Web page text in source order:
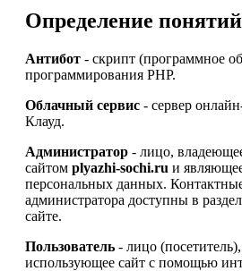
Определение
Антибот - скрипт (программное
программирования PHP.
Облачный сервис - сервер
Клауд.
Администратор - лицо,
сайтом plyazhi-sochi.ru и
персональных данных.
администратора доступны в
сайте.
Пользователь - лицо
использующее сайт с помощью